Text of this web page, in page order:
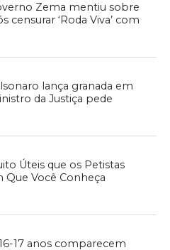
Zema mentiu sobre
censurar ‘Roda Viva’ com
lança granada em
da Justiça pede
Úteis que os Petistas
Que Você Conheça
16-17 anos comparecem